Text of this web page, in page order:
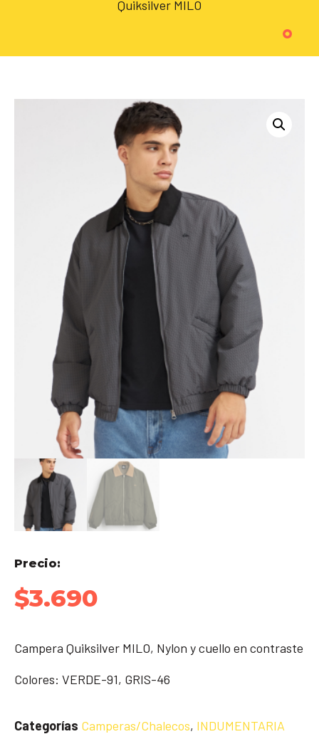
Quiksilver MILO
Precio:
$3.690
Campera Quiksilver MILO, Nylon y cuello en contraste
Colores: VERDE-91, GRIS-46
Categorías Camperas/Chalecos, INDUMENTARIA